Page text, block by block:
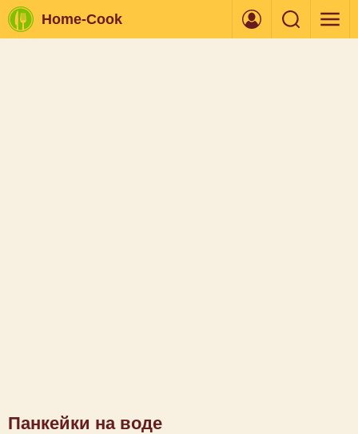
Home-Cook
Панкейки на воде